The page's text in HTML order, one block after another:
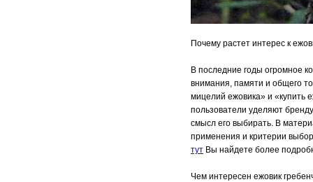
Почему растет интерес к
В последние годы огромное
внимания, памяти и общего
мицелий ежовика» и «купить
пользователи уделяют
смысл его выбирать. В
применения и критерии
тут Вы найдете более
Чем интересен ежовик